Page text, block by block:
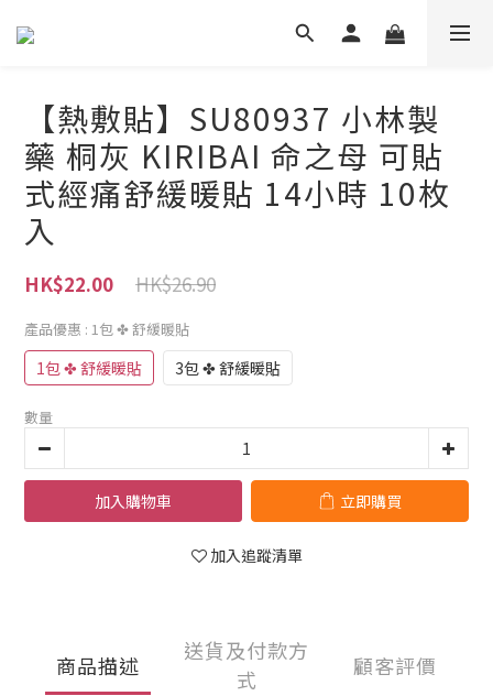
【熱敷貼】SU80937 小林製
藥 桐灰 KIRIBAI 命之母 可貼
式經痛舒緩暖貼 14小時 10枚
入
HK$26.90
HK$22.00
產品優惠 : 1包 ✤ 舒緩暖貼
1包 ✤ 舒緩暖貼 3包 ✤ 舒緩暖貼
數量
加入購物車 立即購買
加入追蹤清單
商品描述
送貨及付款方
式
顧客評價